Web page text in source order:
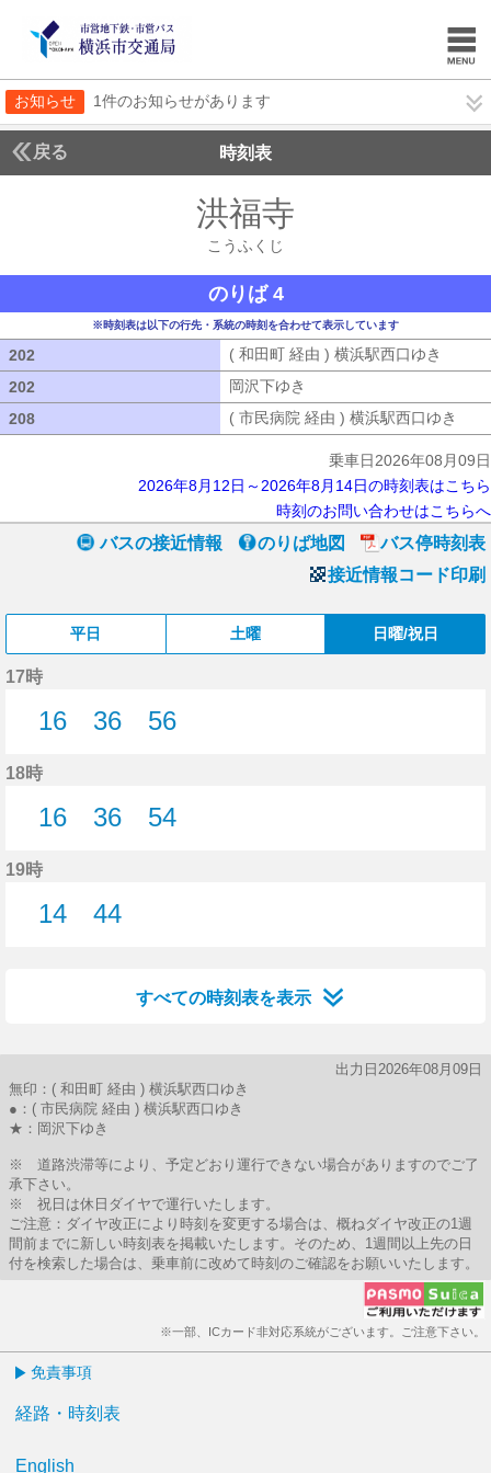
お知らせ 1件のお知らせがあります
戻る 時刻表
洪福寺
こうふくじ
のりば 4
※時刻表は以下の行先・系統の時刻を合わせて表示しています
202 ( 和田町 経由 ) 横浜駅西口ゆき
202
岡沢下ゆき
208
( 市民病院 経由 ) 横浜駅西口ゆき
乗車日2026年08月09日
2026年8月12日～2026年8月14日の時刻表はこちら
時刻のお問い合わせはこちらへ
バスの接近情報 のりば地図
バス停時刻表
接近情報コード印刷
平日 土曜 日曜/祝日
17時
16
36
56
18時
16
36
54
19時
14
44
すべての時刻表を表示
出力日2026年08月09日
無印：( 和田町 経由 ) 横浜駅西口ゆき
●：( 市民病院 経由 ) 横浜駅西口ゆき
★：岡沢下ゆき
※ 道路渋滞等により、予定どおり運行できない場合がありますのでご了
承下さい。
※ 祝日は休日ダイヤで運行いたします。
ご注意：ダイヤ改正により時刻を変更する場合は、概ねダイヤ改正の1週
間前までに新しい時刻表を掲載いたします。そのため、1週間以上先の日
付を検索した場合は、乗車前に改めて時刻のご確認をお願いいたします。
※一部、ICカード非対応系統がございます。ご注意下さい。
免責事項
経路・時刻表
English